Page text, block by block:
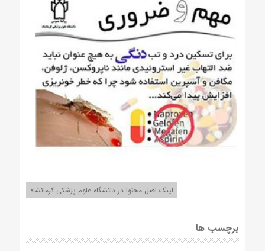
لینک اصل محتوا در دانشگاه علوم پزشکی کرمانشاه
برچسب ها